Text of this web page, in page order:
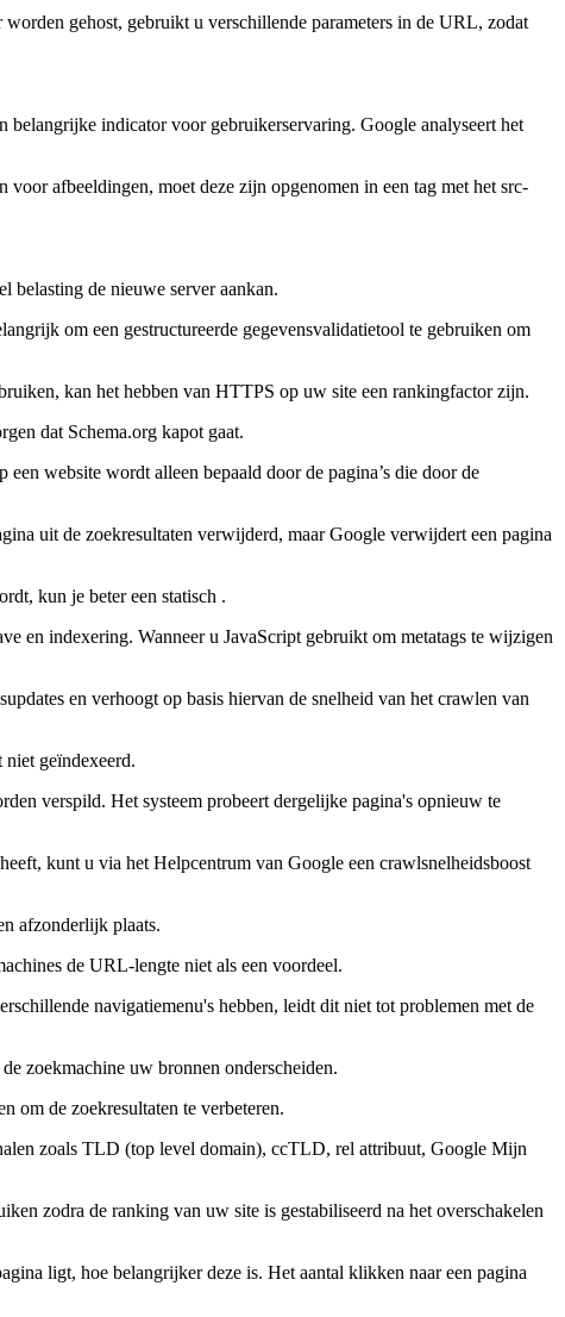
gehost, gebruikt u verschillende parameters in de URL, zodat
belangrijke indicator voor gebruikerservaring. Google analyseert het
afbeeldingen, moet deze zijn opgenomen in een tag met het src-
belasting de nieuwe server aankan.
om een ​​gestructureerde gegevensvalidatietool te gebruiken om
kan het hebben van HTTPS op uw site een rankingfactor zijn.
dat Schema.org kapot gaat.
website wordt alleen bepaald door de pagina’s die door de
uit de zoekresultaten verwijderd, maar Google verwijdert een pagina
kun je beter een statisch .
en indexering. Wanneer u JavaScript gebruikt om metatags te wijzigen
en verhoogt op basis hiervan de snelheid van het crawlen van
niet geïndexeerd.
verspild. Het systeem probeert dergelijke pagina's opnieuw te
kunt u via het Helpcentrum van Google een crawlsnelheidsboost
afzonderlijk plaats.
de URL-lengte niet als een voordeel.
navigatiemenu's hebben, leidt dit niet tot problemen met de
zoekmachine uw bronnen onderscheiden.
om de zoekresultaten te verbeteren.
zoals TLD (top level domain), ccTLD, rel attribuut, Google Mijn
zodra de ranking van uw site is gestabiliseerd na het overschakelen
ligt, hoe belangrijker deze is. Het aantal klikken naar een pagina